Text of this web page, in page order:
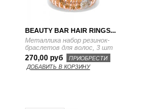
BEAUTY BAR HAIR RINGS...
Металлика набор резинок-
браслетов для волос, 3 шт
270,00 руб
ПРИОБРЕСТИ
ДОБАВИТЬ В КОРЗИНУ